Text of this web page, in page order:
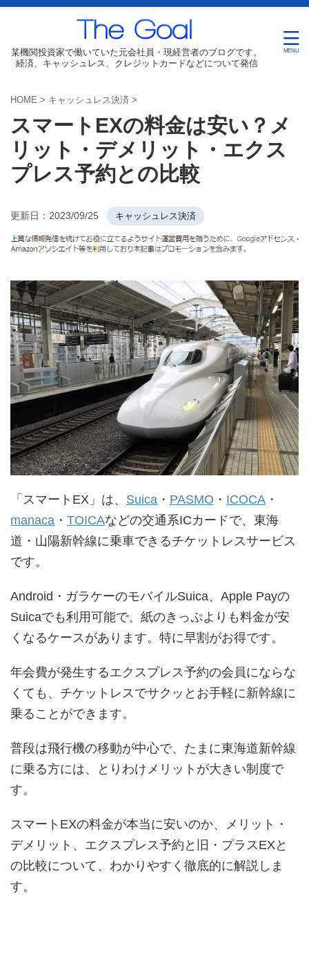
某機関投資家で働いていた元会社員・現経営者のブログです。
経済、キャッシュレス、クレジットカードなどについて発信
HOME > キャッシュレス決済 >
スマートEXの料金は安い？メ
リット・デメリット・エクス
プレス予約との比較
更新日： 2023/09/25 キャッシュレス決済
「スマートEX」は、 Suica ・ PASMO ・ ICOCA ・
manaca ・ TOICAなどの交通系ICカードで、東海
道・山陽新幹線に乗車できるチケットレスサービス
です。
Android・ガラケーのモバイルSuica、Apple Payの
Suicaでも利用可能で、紙のきっぷよりも料金が安
くなるケースがあります。特に早割がお得です。
年会費が発生するエクスプレス予約の会員にならな
くても、チケットレスでサクッとお手軽に新幹線に
乗ることができます。
普段は飛行機の移動が中心で、たまに東海道新幹線
に乗る方には、とりわけメリットが大きい制度で
す。
スマートEXの料金が本当に安いのか、メリット・
デメリット、エクスプレス予約と旧・プラスEXと
の比較について、わかりやすく徹底的に解説しま
す。